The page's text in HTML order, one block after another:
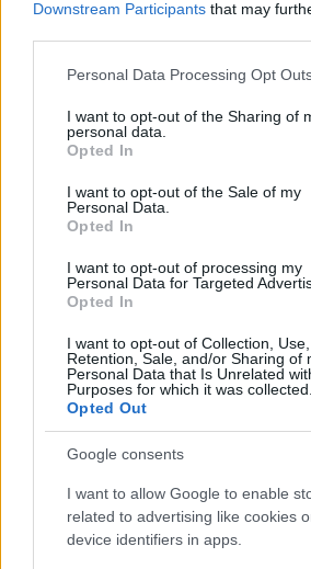
Downstream Participants that may
Please note that this website/app uses
not limited to your visit or usage
grant or deny consent to Google and its
use your data for below specified
consent section.
Personal Data Processing Opt
I want to opt-out of the Sharing of
personal data.
Opted In
I want to opt-out of the Sale of my
Personal Data.
Opted In
I want to opt-out of processing my
Personal Data for Targeted
Opted In
I want to opt-out of Collection, Use,
Retention, Sale, and/or Sharing of
Personal Data that Is Unrelated
Purposes for which it was collected.
Opted Out
Google consents
I want to allow Google to enable
related to advertising like cookies
device identifiers in apps.
átlagosan napi 50 gramm
ám egy magas fehérjetartalmú
többszörösére is növekedhet.
ügyelj, hogy ezt nagyrészt
alacsony zsírtartalmú húsokból
fedezd. Nem kell félned a
tartósító- és édesítőszer-mentes
drasztikusan emelnéd a
mindenképpen konzultálj a
dietetikussal!
Ezeket olvastad
Vörös káposztalével fogyni?
valójában
Veszélyes diétázni, ha